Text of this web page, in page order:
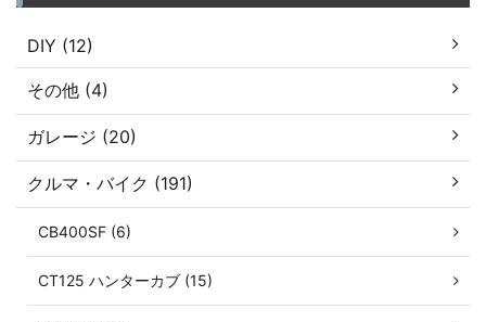
DIY (12)
その他 (4)
ガレージ (20)
クルマ・バイク (191)
CB400SF (6)
CT125 ハンターカブ (15)